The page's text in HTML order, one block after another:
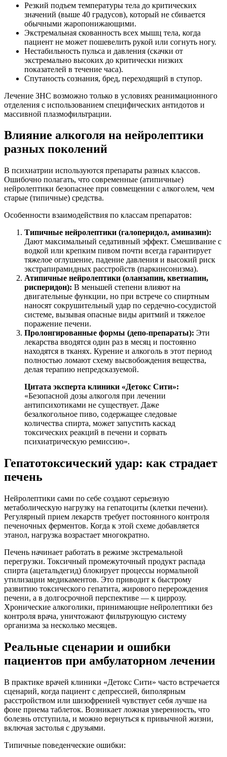
Резкий подъем температуры тела до критических
значений (выше 40 градусов), который не сбивается
обычными жаропонижающими.
Экстремальная скованность всех мышц тела, когда
пациент не может пошевелить рукой или согнуть ногу.
Нестабильность пульса и давления (скачки от
экстремально высоких до критически низких
показателей в течение часа).
Спутаность сознания, бред, переходящий в ступор.
Лечение ЗНС возможно только в условиях реанимационного
отделения с использованием специфических антидотов и
массивной плазмофильтрации.
Влияние алкоголя на нейролептики
разных поколений
В психиатрии используются препараты разных классов.
Ошибочно полагать, что современные (атипичные)
нейролептики безопаснее при совмещении с алкоголем, чем
старые (типичные) средства.
Особенности взаимодействия по классам препаратов:
Типичные нейролептики (галоперидол, аминазин):
Дают максимальный седативный эффект. Смешивание с
водкой или крепким пивом почти всегда гарантирует
тяжелое оглушение, падение давления и высокий риск
экстрапирамидных расстройств (паркинсонизма).
Атипичные нейролептики (оланзапин, кветиапин,
рисперидон): В меньшей степени влияют на
двигательные функции, но при встрече со спиртным
наносят сокрушительный удар по сердечно-сосудистой
системе, вызывая опасные виды аритмий и тяжелое
поражение печени.
Пролонгированные формы (депо-препараты): Эти
лекарства вводятся один раз в месяц и постоянно
находятся в тканях. Курение и алкоголь в этот период
полностью ломают схему высвобождения вещества,
делая терапию непредсказуемой.
Цитата эксперта клиники «Детокс Сити»:
«Безопасной дозы алкоголя при лечении
антипсихотиками не существует. Даже
безалкогольное пиво, содержащее следовые
количества спирта, может запустить каскад
токсических реакций в печени и сорвать
психиатрическую ремиссию».
Гепатотоксический удар: как страдает
печень
Нейролептики сами по себе создают серьезную
метаболическую нагрузку на гепатоциты (клетки печени).
Регулярный прием лекарств требует постоянного контроля
печеночных ферментов. Когда к этой схеме добавляется
этанол, нагрузка возрастает многократно.
Печень начинает работать в режиме экстремальной
перегрузки. Токсичный промежуточный продукт распада
спирта (ацетальдегид) блокирует процессы нормальной
утилизации медикаментов. Это приводит к быстрому
развитию токсического гепатита, жирового перерождения
печени, а в долгосрочной перспективе — к циррозу.
Хронические алкоголики, принимающие нейролептики без
контроля врача, уничтожают фильтрующую систему
организма за несколько месяцев.
Реальные сценарии и ошибки
пациентов при амбулаторном лечении
В практике врачей клиники «Детокс Сити» часто встречается
сценарий, когда пациент с депрессией, биполярным
расстройством или шизофренией чувствует себя лучше на
фоне приема таблеток. Возникает ложная уверенность, что
болезнь отступила, и можно вернуться к привычной жизни,
включая застолья с друзьями.
Типичные поведенческие ошибки: